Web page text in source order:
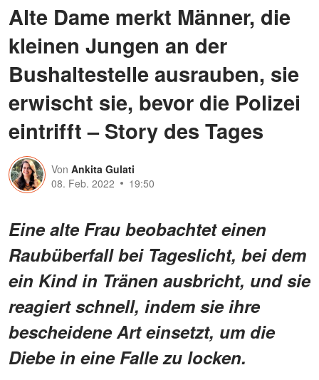
Alte Dame merkt Männer, die
kleinen Jungen an der
Bushaltestelle ausrauben, sie
erwischt sie, bevor die Polizei
eintrifft – Story des Tages
Von Ankita Gulati
08. Feb. 2022
19:50
Eine alte Frau beobachtet einen
Raubüberfall bei Tageslicht, bei dem
ein Kind in Tränen ausbricht, und sie
reagiert schnell, indem sie ihre
bescheidene Art einsetzt, um die
Diebe in eine Falle zu locken.